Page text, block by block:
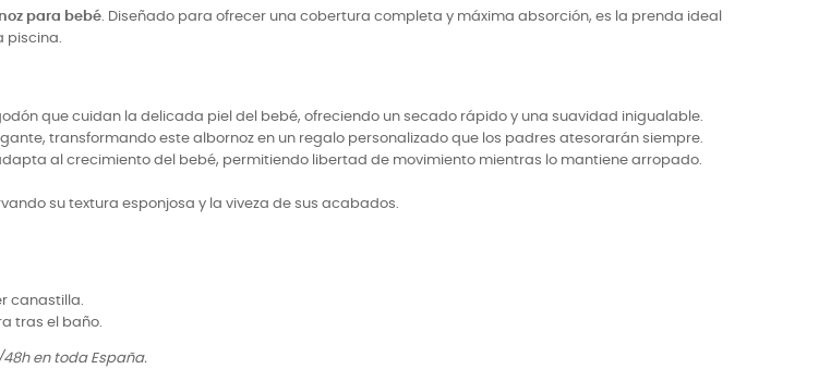
para bebé. Diseñado para ofrecer una cobertura completa y máxima absorción, es la prenda ideal
piscina.
que cuidan la delicada piel del bebé, ofreciendo un secado rápido y una suavidad inigualable.
transformando este albornoz en un regalo personalizado que los padres atesorarán siempre.
al crecimiento del bebé, permitiendo libertad de movimiento mientras lo mantiene arropado.
su textura esponjosa y la viveza de sus acabados.
canastilla.
tras el baño.
en toda España.